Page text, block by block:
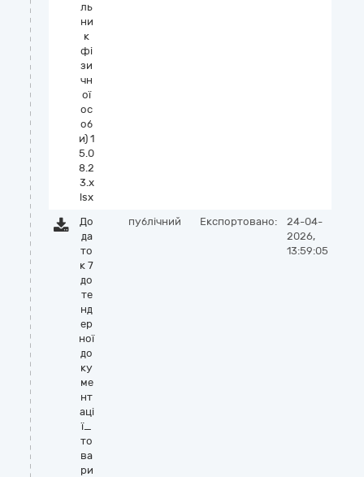
ль
ни
к
фі
зи
чн
ої
ос
об
и) 1
5.0
8.2
3.x
lsx
До
да
то
к 7
до
те
нд
ер
ної
до
ку
ме
нт
аці
ї_
то
ва
ри
публічний Експортовано:
24-04-
2026,
13:59:05